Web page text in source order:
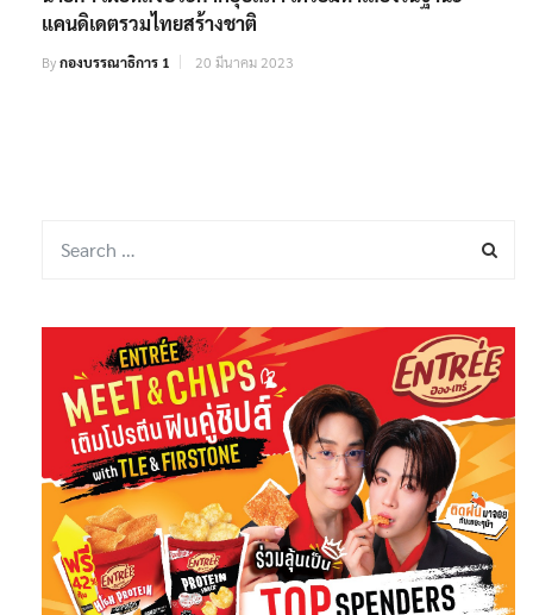
แคนดิเดตรวมไทยสร้างชาติ
Byกองบรรณาธิการ 1 20 มีนาคม 2023